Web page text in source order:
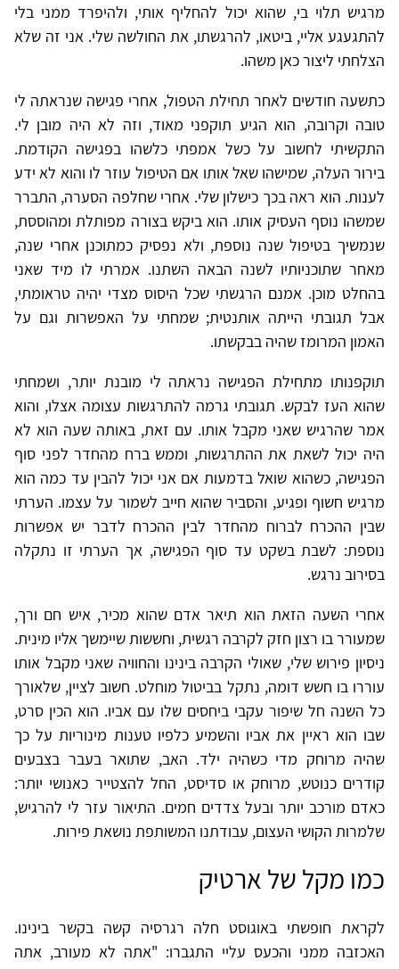
מרגיש תלוי בי, שהוא יכול להחליף אותי, ולהיפרד ממני בלי
להתגעגע אליי, ביטאו, להרגשתו, את החולשה שלי. אני זה שלא
הצלחתי ליצור כאן משהו.
כתשעה חודשים לאחר תחילת הטפול, אחרי פגישה שנראתה לי
טובה וקרובה, הוא הגיע תוקפני מאוד, וזה לא היה מובן לי.
התקשיתי לחשוב על כשל אמפתי כלשהו בפגישה הקודמת.
בירור העלה, שמישהו שאל אותו אם הטיפול עוזר לו והוא לא ידע
לענות. הוא ראה בכך כישלון שלי. אחרי שחלפה הסערה, התברר
שמשהו נוסף העסיק אותו. הוא ביקש בצורה מפותלת ומהוססת,
שנמשיך בטיפול שנה נוספת, ולא נפסיק כמתוכנן אחרי שנה,
מאחר שתוכניותיו לשנה הבאה השתנו. אמרתי לו מיד שאני
בהחלט מוכן. אמנם הרגשתי שכל היסוס מצדי יהיה טראומתי,
אבל תגובתי הייתה אותנטית; שמחתי על האפשרות וגם על
האמון המרומז שהיה בבקשתו.
תוקפנותו מתחילת הפגישה נראתה לי מובנת יותר, ושמחתי
שהוא העז לבקש. תגובתי גרמה להתרגשות עצומה אצלו, והוא
אמר שהרגיש שאני מקבל אותו. עם זאת, באותה שעה הוא לא
היה יכול לשאת את ההתרגשות, וממש ברח מהחדר לפני סוף
הפגישה, כשהוא שואל בדמעות אם אני יכול להבין עד כמה הוא
מרגיש חשוף ופגיע, והסביר שהוא חייב לשמור על עצמו. הערתי
שבין ההכרח לברוח מהחדר לבין ההכרח לדבר יש אפשרות
נוספת: לשבת בשקט עד סוף הפגישה, אך הערתי זו נתקלה
בסירוב נרגש.
אחרי השעה הזאת הוא תיאר אדם שהוא מכיר, איש חם ורך,
שמעורר בו רצון חזק לקרבה רגשית, וחששות שיימשך אליו מינית.
ניסיון פירוש שלי, שאולי הקרבה בינינו והחוויה שאני מקבל אותו
עוררו בו חשש דומה, נתקל בביטול מוחלט. חשוב לציין, שלאורך
כל השנה חל שיפור עקבי ביחסים שלו עם אביו. הוא הכין סרט,
שבו הוא ראיין את אביו והשמיע כלפיו טענות מינוריות על כך
שהיה מרוחק מדי כשהיה ילד. האב, שתואר בעבר בצבעים
קודרים כנוטש, מרוחק או סדיסט, החל להצטייר כאנושי יותר:
כאדם מורכב יותר ובעל צדדים חמים. התיאור עזר לי להרגיש,
שלמרות הקושי העצום, עבודתנו המשותפת נושאת פירות.
כמו מקל של ארטיק
לקראת חופשתי באוגוסט חלה רגרסיה קשה בקשר בינינו.
האכזבה ממני והכעס עליי התגברו: "אתה לא מעורב, אתה